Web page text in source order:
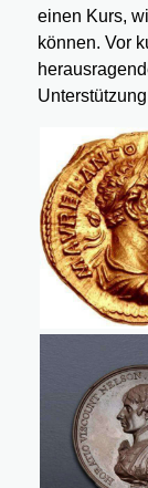
einen Kurs,
können. Vor